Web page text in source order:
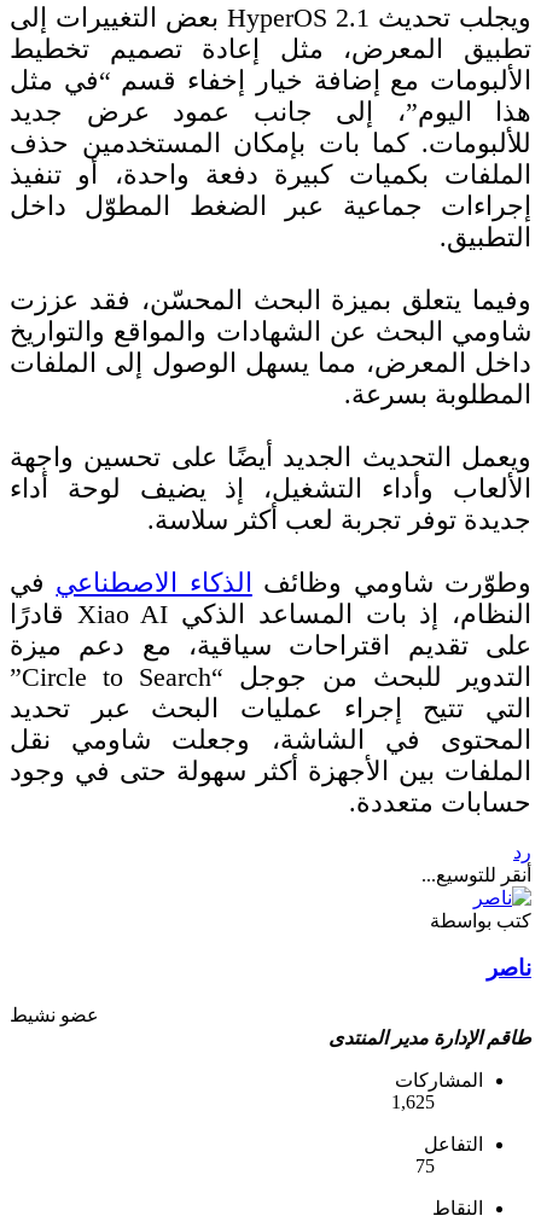
ويجلب تحديث HyperOS 2.1 بعض التغييرات إلى
تطبيق المعرض، مثل إعادة تصميم تخطيط
الألبومات مع إضافة خيار إخفاء قسم “في مثل
هذا اليوم”، إلى جانب عمود عرض جديد
للألبومات. كما بات بإمكان المستخدمين حذف
الملفات بكميات كبيرة دفعة واحدة، أو تنفيذ
إجراءات جماعية عبر الضغط المطوّل داخل
التطبيق.
وفيما يتعلق بميزة البحث المحسّن، فقد عززت
شاومي البحث عن الشهادات والمواقع والتواريخ
داخل المعرض، مما يسهل الوصول إلى الملفات
المطلوبة بسرعة.
ويعمل التحديث الجديد أيضًا على تحسين واجهة
الألعاب وأداء التشغيل، إذ يضيف لوحة أداء
جديدة توفر تجربة لعب أكثر سلاسة.
وطوّرت شاومي وظائف الذكاء الاصطناعي في
النظام، إذ بات المساعد الذكي Xiao AI قادرًا
على تقديم اقتراحات سياقية، مع دعم ميزة
التدوير للبحث من جوجل “Circle to Search”
التي تتيح إجراء عمليات البحث عبر تحديد
المحتوى في الشاشة، وجعلت شاومي نقل
الملفات بين الأجهزة أكثر سهولة حتى في وجود
حسابات متعددة.
رد
أنقر للتوسيع...
كتب بواسطة
ناصر
عضو نشيط
طاقم الإدارة مدير المنتدى
المشاركات
1,625
التفاعل
75
النقاط